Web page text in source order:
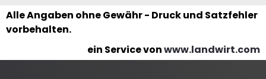
Alle Angaben ohne Gewähr - Druck und Satzfehler
vorbehalten.
ein Service vonwww.landwirt.com